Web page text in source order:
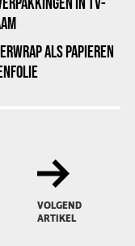
ALS PAPIEREN
VOLGEND
ARTIKEL